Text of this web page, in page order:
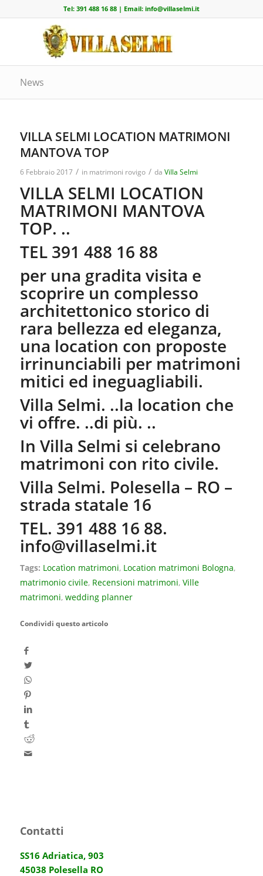
Tel: 391 488 16 88| Email: info@villaselmi.it
News
VILLA SELMI LOCATION MATRIMONI
MANTOVA TOP
6 Febbraio 2017 / in matrimoni rovigo / da Villa Selmi
VILLA SELMI LOCATION
MATRIMONI MANTOVA
TOP. ..
TEL 391 488 16 88
per una gradita visita e
scoprire un complesso
architettonico storico di
rara bellezza ed eleganza,
una location con proposte
irrinunciabili per matrimoni
mitici ed ineguagliabili.
Villa Selmi. ..la location che
vi offre. ..di più. ..
In Villa Selmi si celebrano
matrimoni con rito civile.
Villa Selmi. Polesella – RO –
strada statale 16
TEL. 391 488 16 88.
info@villaselmi.it
Tags: Locatìon matrimoni, Location matrimoni Bologna,
matrimonio civile, Recensioni matrimoni, Ville
matrimoni, wedding planner
Condividi questo articolo
Contatti
SS16 Adriatica, 903
45038 Polesella RO